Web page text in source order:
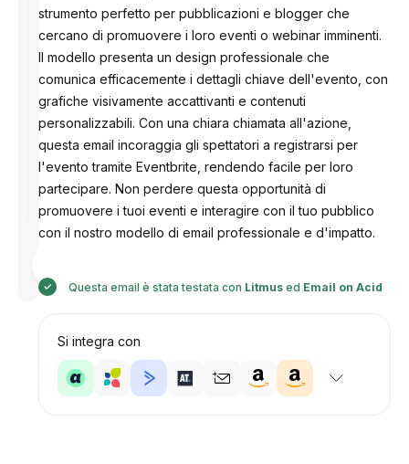
strumento perfetto per pubblicazioni e blogger che
cercano di promuovere i loro eventi o webinar imminenti.
Il modello presenta un design professionale che
comunica efficacemente i dettagli chiave dell'evento, con
grafiche visivamente accattivanti e contenuti
personalizzabili. Con una chiara chiamata all'azione,
questa email incoraggia gli spettatori a registrarsi per
l'evento tramite Eventbrite, rendendo facile per loro
partecipare. Non perdere questa opportunità di
promuovere i tuoi eventi e interagire con il tuo pubblico
con il nostro modello di email professionale e d'impatto.
Questa email è stata testata con Litmus ed Email on Acid
Si integra con